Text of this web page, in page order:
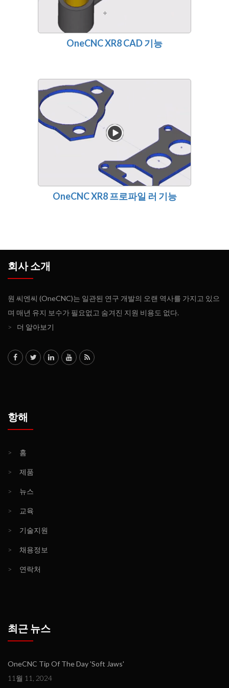
OneCNC XR8 CAD 기능
OneCNC XR8 프로파일 러 기능
회사 소개
원 씨엔씨 (OneCNC)는 일관된 연구 개발의 오랜 역사를 가지고 있으
며 매년 유지 보수가 필요없고 숨겨진 지원 비용도 없다.
>
더 알아보기
항해
> 홈
> 제품
> 뉴스
> 교육
> 기술지원
> 채용정보
> 연락처
최근 뉴스
OneCNC Tip Of The Day 'Soft Jaws'
11월 11, 2024